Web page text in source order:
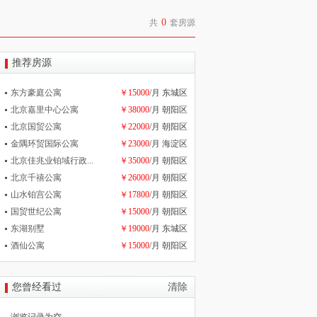
共 0 套房源
推荐房源
￥15000/月 东城区
东方豪庭公寓
￥38000/月 朝阳区
北京嘉里中心公寓
￥22000/月 朝阳区
北京国贸公寓
￥23000/月 海淀区
金隅环贸国际公寓
￥35000/月 朝阳区
北京佳兆业铂域行政...
￥26000/月 朝阳区
北京千禧公寓
￥17800/月 朝阳区
山水铂宫公寓
￥15000/月 朝阳区
国贸世纪公寓
￥19000/月 东城区
东湖别墅
￥15000/月 朝阳区
酒仙公寓
清除
您曾经看过